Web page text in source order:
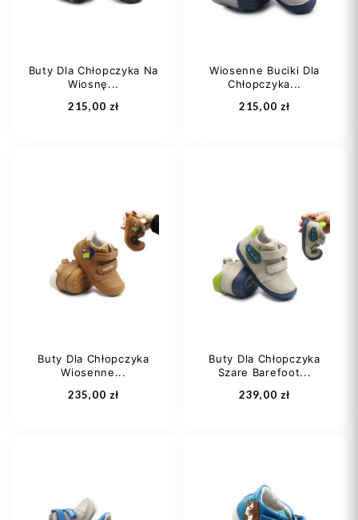
Dodaj do koszyka Dodaj do koszyka
Buty Dla Chłopczyka Na
Wiosnę...
215,00 zł
22
23
24
Dodaj do koszyka
Wiosenne Buciki Dla
Chłopczyka...
215,00 zł
23 24
Dodaj do koszyka
Buty Dla Chłopczyka
Wiosenne...
235,00 zł
Buty Dla Chłopczyka
Szare Barefoot...
239,00 zł